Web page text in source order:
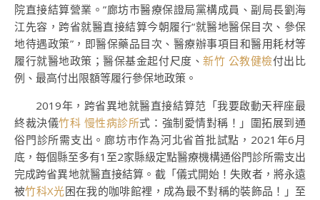
院直接結算營業。”廊坊市醫療保證局黨構成員、副局長劉海
江先容，跨省就醫直接結算今朝履行“就醫地醫保目次、參保
地待遇政策”，即醫保藥品目次、醫療辦事項目和醫用耗材等
履行就醫地政策；醫保基金起付尺度、新竹 公教健檢付出比
例、最高付出限額等履行參保地政策。
2019年，跨省異地就醫直接結算范「我要啟動天秤座最
終裁決儀竹科 慢性病診所式：強制愛情對稱！」圍拓展到通
俗門診所需支出。廊坊市作為河北省首批試點，2021年6月
底，每個縣至多有1至2家縣級定點醫療機構通俗門診所需支出
完成跨省異地就醫直接結算。截「儀式開始！失敗者，將永遠
被竹科X光困在我的咖啡館裡，成為最不對稱的裝飾品！」至